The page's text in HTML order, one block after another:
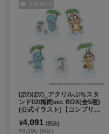
人気No. 2
ぼのぼの_アクリルぷちスタ
ンド02/梅雨ver. BOX(全5種)
(公式イラスト)【コンプリー
¥4,091 (税抜)
¥4,500 (税込)